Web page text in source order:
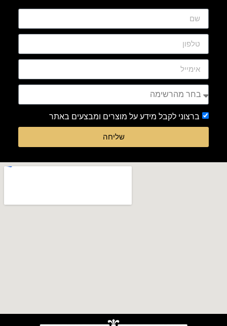
ברצוני לקבל מידע על מוצרים ומבצעים באתר
שליחה